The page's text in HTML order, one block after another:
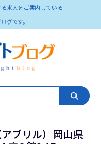
求人をご案内している
グです。
ブリル）岡山県